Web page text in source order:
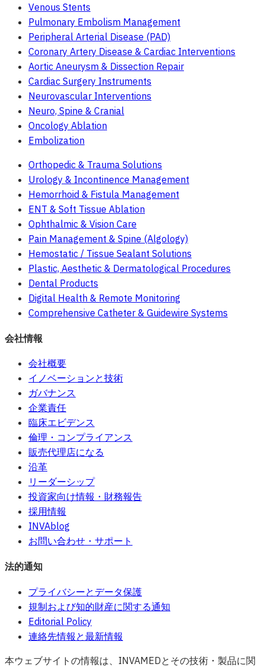
Venous Stents
Pulmonary Embolism Management
Peripheral Arterial Disease (PAD)
Coronary Artery Disease & Cardiac Interventions
Aortic Aneurysm & Dissection Repair
Cardiac Surgery Instruments
Neurovascular Interventions
Neuro, Spine & Cranial
Oncology Ablation
Embolization
Orthopedic & Trauma Solutions
Urology & Incontinence Management
Hemorrhoid & Fistula Management
ENT & Soft Tissue Ablation
Ophthalmic & Vision Care
Pain Management & Spine (Algology)
Hemostatic / Tissue Sealant Solutions
Plastic, Aesthetic & Dermatological Procedures
Dental Products
Digital Health & Remote Monitoring
Comprehensive Catheter & Guidewire Systems
会社情報
会社概要
イノベーションと技術
ガバナンス
企業責任
臨床エビデンス
倫理・コンプライアンス
販売代理店になる
沿革
リーダーシップ
投資家向け情報・財務報告
採用情報
INVAblog
お問い合わせ・サポート
法的通知
プライバシーとデータ保護
規制および知的財産に関する通知
Editorial Policy
連絡先情報と最新情報
本ウェブサイトの情報は、INVAMEDとその技術・製品に関